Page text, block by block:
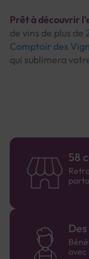
Prêt à découvrir
de vins de plus de
Comptoir des
qui sublimera
58
avec